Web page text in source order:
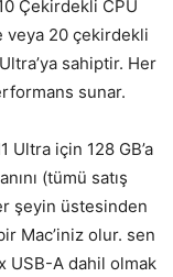
Çekirdekli CPU
veya 20 çekirdekli
sahiptir. Her
sunar.
Ultra için 128 GB’a
(tümü satış
şeyin üstesinden
Mac’iniz olur. sen
USB-A dahil olmak